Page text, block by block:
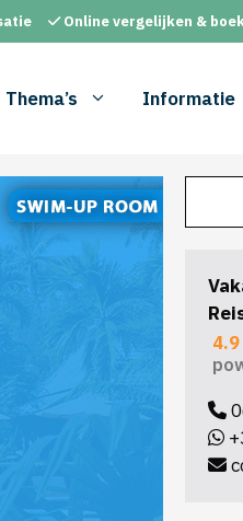
Online vergelijken &
Thema’s Informatie
4.9